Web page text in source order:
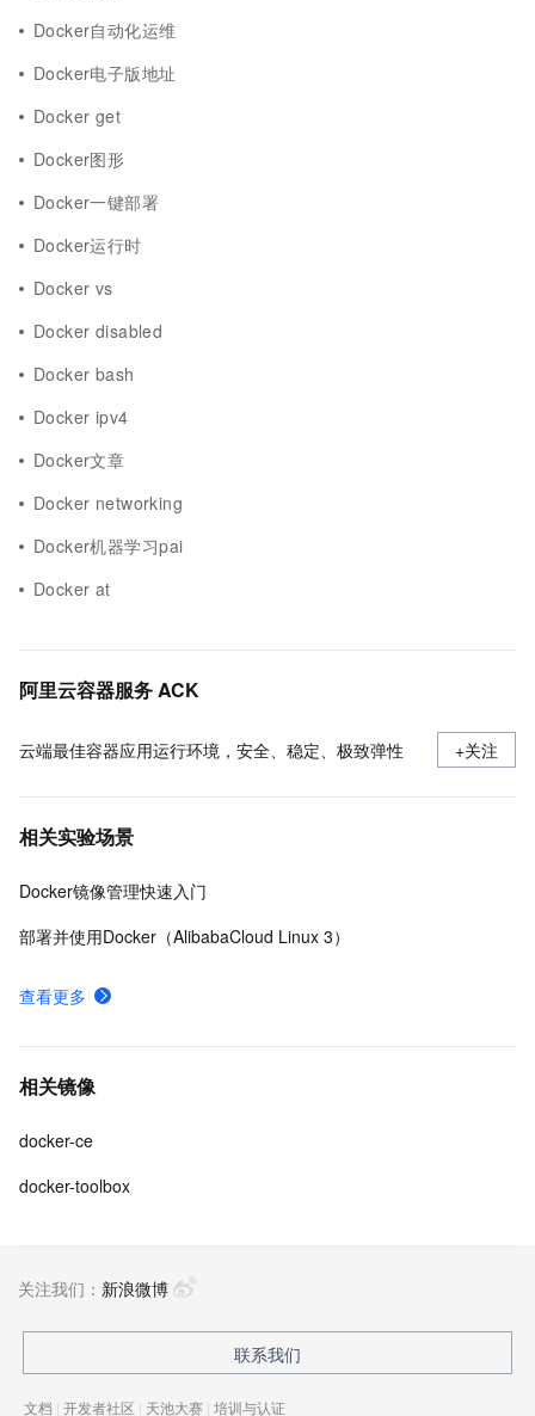
Docker自动化运维
Docker电子版地址
Docker get
Docker图形
Docker一键部署
Docker运行时
Docker vs
Docker disabled
Docker bash
Docker ipv4
Docker文章
Docker networking
Docker机器学习pai
Docker at
阿里云容器服务 ACK
云端最佳容器应用运行环境，安全、稳定、极致弹性 +关注
相关实验场景
Docker镜像管理快速入门
部署并使用Docker（AlibabaCloud Linux 3）
查看更多
相关镜像
docker-ce
docker-toolbox
关注我们： 新浪微博
联系我们
文档 | 开发者社区 | 天池大赛 | 培训与认证